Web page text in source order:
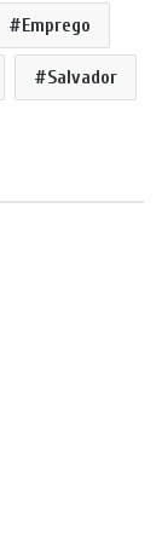
Emprego
Salvador